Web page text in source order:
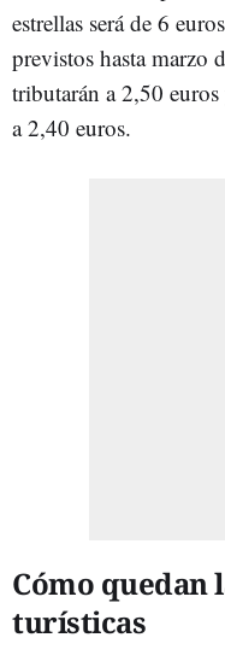
estrellas será de 6
previstos hasta marzo
tributarán a 2,50
a 2,40 euros.
Cómo quedan
turísticas